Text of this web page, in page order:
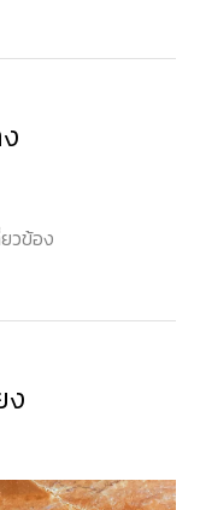
วข้อง
ง